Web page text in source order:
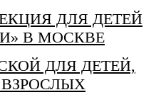
ДЛЯ ДЕТЕЙ
В МОСКВЕ
ДЛЯ ДЕТЕЙ,